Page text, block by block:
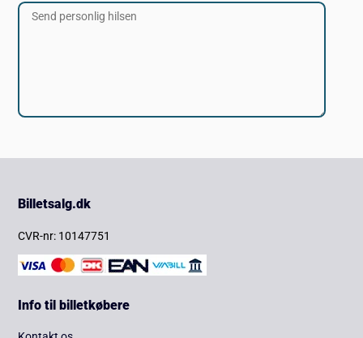
Billetsalg.dk
CVR-nr: 10147751
Info til billetkøbere